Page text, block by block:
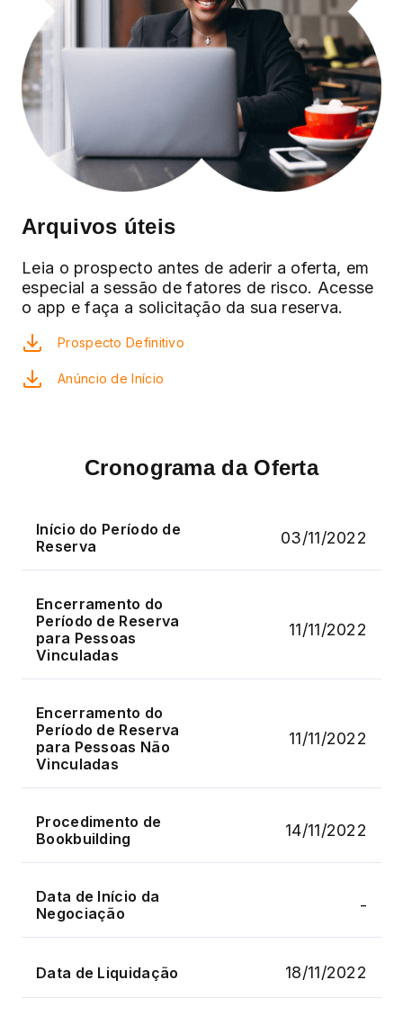
Arquivos úteis
Leia o prospecto antes de aderir a oferta, em
especial a sessão de fatores de risco. Acesse
o app e faça a solicitação da sua reserva.
Prospecto Definitivo
Anúncio de Início
Cronograma da Oferta
Início do Período de
Reserva
03/11/2022
Encerramento do
Período de Reserva
para Pessoas
Vinculadas
11/11/2022
Encerramento do
Período de Reserva
para Pessoas Não
Vinculadas
11/11/2022
Procedimento de
Bookbuilding
14/11/2022
Data de Início da
Negociação
-
Data de Liquidação 18/11/2022